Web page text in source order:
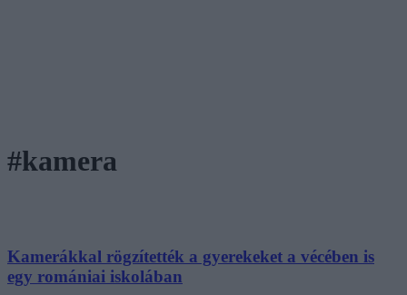
#kamera
Kamerákkal rögzítették a gyerekeket a vécében is
egy romániai iskolában